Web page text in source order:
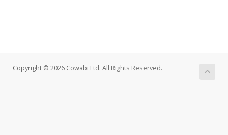
Copyright © 2026 Cowabi Ltd. All Rights Reserved.